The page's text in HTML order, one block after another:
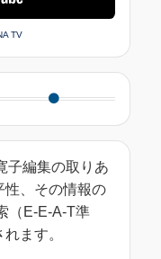
TV
子編集の取りあ
性、その情報の
（E-E-A-T準
ます。